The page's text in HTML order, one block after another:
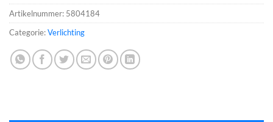
Artikelnummer: 5804184
Categorie:Verlichting